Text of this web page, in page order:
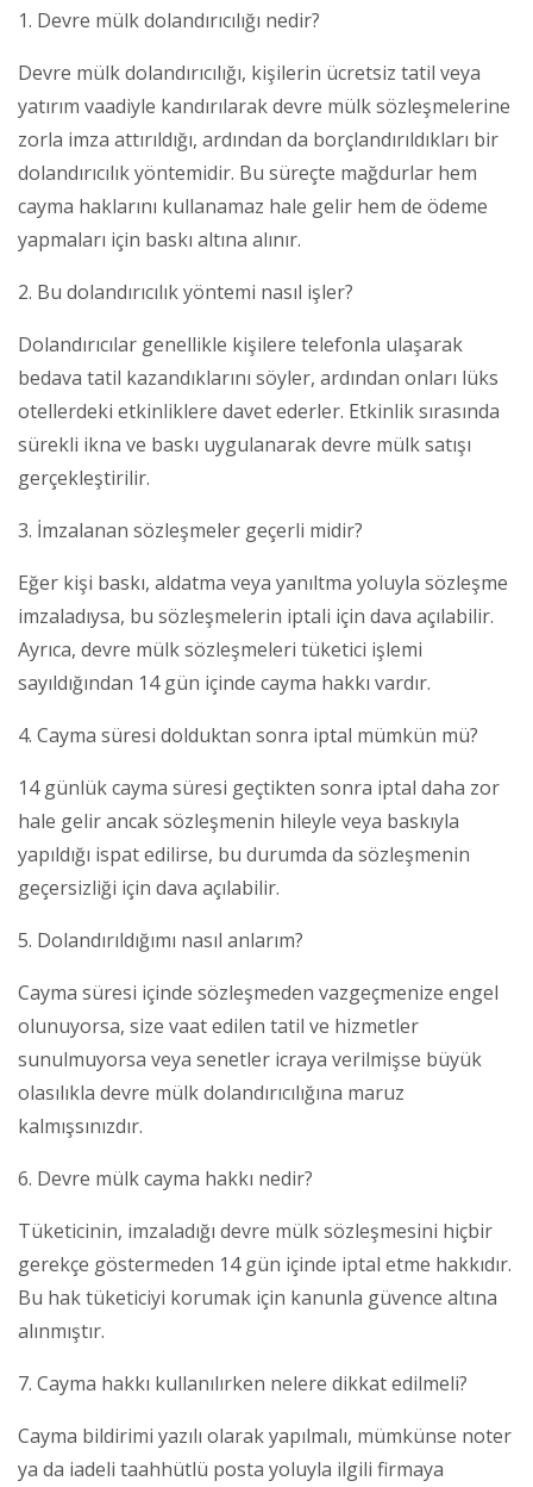
1. Devre mülk dolandırıcılığı nedir?
Devre mülk dolandırıcılığı, kişilerin ücretsiz tatil veya
yatırım vaadiyle kandırılarak devre mülk sözleşmelerine
zorla imza attırıldığı, ardından da borçlandırıldıkları bir
dolandırıcılık yöntemidir. Bu süreçte mağdurlar hem
cayma haklarını kullanamaz hale gelir hem de ödeme
yapmaları için baskı altına alınır.
2. Bu dolandırıcılık yöntemi nasıl işler?
Dolandırıcılar genellikle kişilere telefonla ulaşarak
bedava tatil kazandıklarını söyler, ardından onları lüks
otellerdeki etkinliklere davet ederler. Etkinlik sırasında
sürekli ikna ve baskı uygulanarak devre mülk satışı
gerçekleştirilir.
3. İmzalanan sözleşmeler geçerli midir?
Eğer kişi baskı, aldatma veya yanıltma yoluyla sözleşme
imzaladıysa, bu sözleşmelerin iptali için dava açılabilir.
Ayrıca, devre mülk sözleşmeleri tüketici işlemi
sayıldığından 14 gün içinde cayma hakkı vardır.
4. Cayma süresi dolduktan sonra iptal mümkün mü?
14 günlük cayma süresi geçtikten sonra iptal daha zor
hale gelir ancak sözleşmenin hileyle veya baskıyla
yapıldığı ispat edilirse, bu durumda da sözleşmenin
geçersizliği için dava açılabilir.
5. Dolandırıldığımı nasıl anlarım?
Cayma süresi içinde sözleşmeden vazgeçmenize engel
olunuyorsa, size vaat edilen tatil ve hizmetler
sunulmuyorsa veya senetler icraya verilmişse büyük
olasılıkla devre mülk dolandırıcılığına maruz
kalmışsınızdır.
6. Devre mülk cayma hakkı nedir?
Tüketicinin, imzaladığı devre mülk sözleşmesini hiçbir
gerekçe göstermeden 14 gün içinde iptal etme hakkıdır.
Bu hak tüketiciyi korumak için kanunla güvence altına
alınmıştır.
7. Cayma hakkı kullanılırken nelere dikkat edilmeli?
Cayma bildirimi yazılı olarak yapılmalı, mümkünse noter
ya da iadeli taahhütlü posta yoluyla ilgili firmaya